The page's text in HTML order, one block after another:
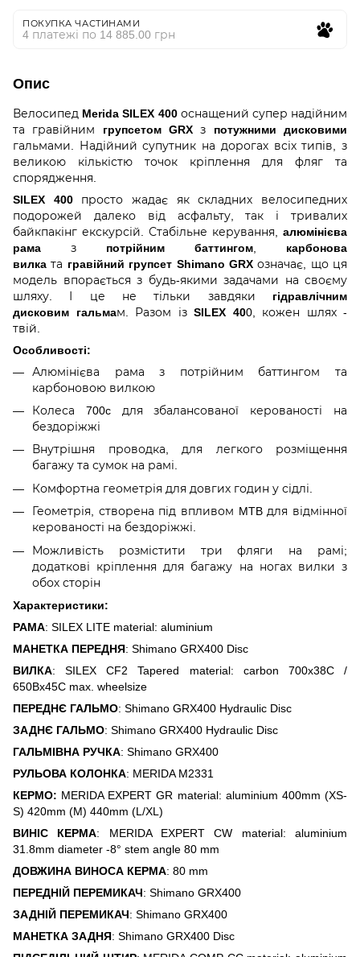
ПОКУПКА ЧАСТИНАМИ
4 платежі по 14 885.00 грн
Опис
Велосипед Merida SILEX 400оснащений супер надійним
та гравійним групсетом GRXз потужними дисковими
гальмами. Надійний супутник на дорогах всіх типів, з
великою кількістю точок кріплення для фляг та
спорядження.
SILEX 400просто жадає як складних велосипедних
подорожей далеко від асфальту, так і тривалих
байкпакінг екскурсій. Стабільне керування, алюмінієва
рама з потрійним баттингом
карбонова
вилката гравійний групсет Shimano GRXозначає, що ця
модель впорається з будь-якими задачами на своєму
шляху. І це не тільки завдяки гідравлічним
дисковим гальмам. Разом із SILEX 400, кожен шлях -
твій.
Особливості:
Алюмінієва рама з потрійним баттингом та
карбоновою вилкою
Колеса 700c для збалансованої керованості на
бездоріжжі
Внутрішня проводка, для легкого розміщення
багажу та сумок на рамі.
Комфортна геометрія для довгих годин у сідлі.
Геометрія, створена під впливом MTB для відмінної
керованості на бездоріжжі.
Можливість розмістити три фляги на рамі;
додаткові кріплення для багажу на ногах вилки з
обох сторін
Характеристики:
РАМА: SILEX LITE material: aluminium
МАНЕТКА ПЕРЕДНЯ: Shimano GRX400 Disc
ВИЛКА: SILEX CF2 Tapered material: carbon 700x38C /
650Bx45C max. wheelsize
ПЕРЕДНЄ ГАЛЬМО: Shimano GRX400 Hydraulic Disc
ЗАДНЄ ГАЛЬМО: Shimano GRX400 Hydraulic Disc
ГАЛЬМІВНА РУЧКА: Shimano GRX400
РУЛЬОВА КОЛОНКА: MERIDA M2331
КЕРМО: MERIDA EXPERT GR material: aluminium 400mm (XS-
S) 420mm (M) 440mm (L/XL)
ВИНІС КЕРМА: MERIDA EXPERT CW material: aluminium
31.8mm diameter -8° stem angle 80 mm
ДОВЖИНА ВИНОСА КЕРМА: 80 mm
ПЕРЕДНІЙ ПЕРЕМИКАЧ: Shimano GRX400
ЗАДНІЙ ПЕРЕМИКАЧ: Shimano GRX400
МАНЕТКА ЗАДНЯ: Shimano GRX400 Disc